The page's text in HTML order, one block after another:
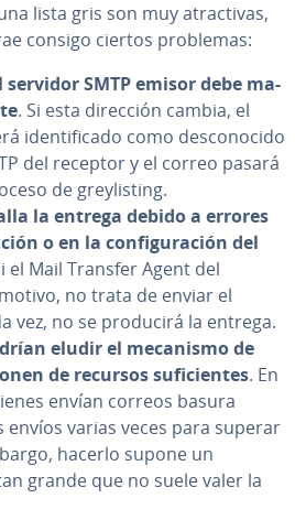
lista gris son muy atra­c­ti­vas,
consigo ciertos problemas:
servidor SMTP emisor debe ma­
. Si esta dirección cambia, el
ide­n­ti­fi­ca­do como de­s­co­no­ci­do
del receptor y el correo pasará
de gre­y­li­s­ti­ng.
la entrega debido a errores
o en la co­n­fi­gu­ra­ción del
el Mail Transfer Agent del
no trata de enviar el
vez, no se producirá la entrega.
eludir el mecanismo de
de recursos su­fi­cie­n­tes. En
envían correos basura
envíos varias veces para superar
hacerlo supone un
grande que no suele valer la